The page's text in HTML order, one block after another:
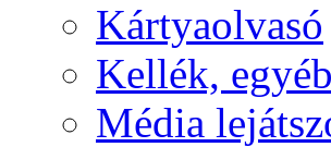
Kártyaolvasó
Kellék, egyéb
Média